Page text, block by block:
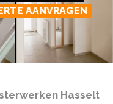
AANVRAGEN
Hasselt